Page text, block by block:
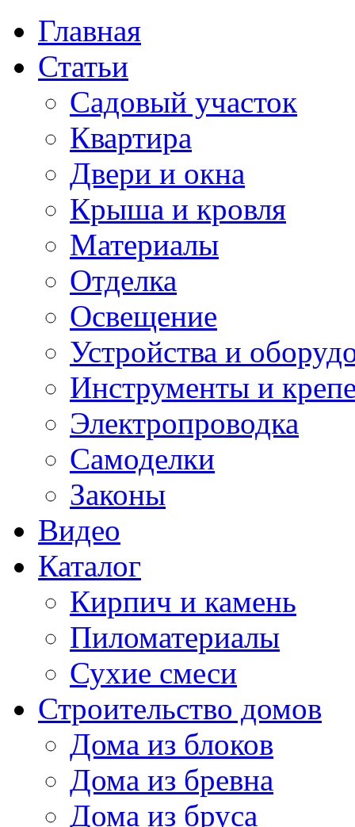
Главная
Статьи
Садовый участок
Квартира
Двери и окна
Крыша и кровля
Материалы
Отделка
Освещение
Устройства и
Инструменты и
Электропроводка
Самоделки
Законы
Видео
Каталог
Кирпич и камень
Пиломатериалы
Сухие смеси
Строительство домов
Дома из блоков
Дома из бревна
Дома из бруса